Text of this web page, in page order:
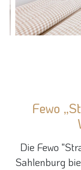
Fewo
Die Fewo
Sahlenburg